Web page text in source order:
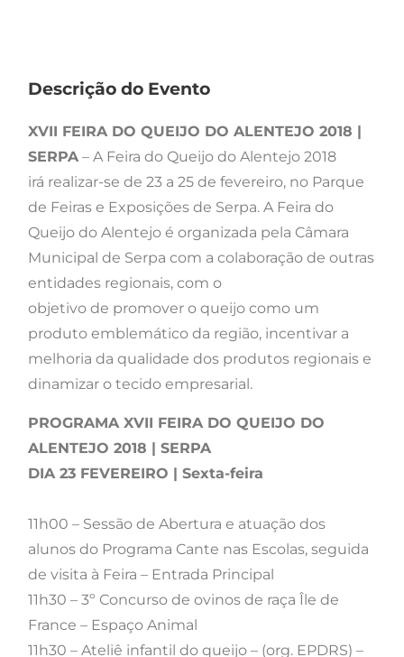
Descrição do Evento
XVII FEIRA DO QUEIJO DO ALENTEJO 2018 |
SERPA– A Feira do Queijo do Alentejo 2018
irá realizar-se de 23 a 25 de fevereiro, no Parque
de Feiras e Exposições de Serpa. A Feira do
Queijo do Alentejo é organizada pela Câmara
Municipal de Serpa com a colaboração de outras
entidades regionais, com o
objetivo de promover o queijo como um
produto emblemático da região, incentivar a
melhoria da qualidade dos produtos regionais e
dinamizar o tecido empresarial.
PROGRAMA XVII FEIRA DO QUEIJO DO
ALENTEJO 2018 | SERPA
DIA 23 FEVEREIRO | Sexta-feira
11h00 – Sessão de Abertura e atuação dos
alunos do Programa Cante nas Escolas, seguida
de visita à Feira – Entrada Principal
11h30 – 3º Concurso de ovinos de raça Île de
France – Espaço Animal
11h30 – Ateliê infantil do queijo – (org. EPDRS) –